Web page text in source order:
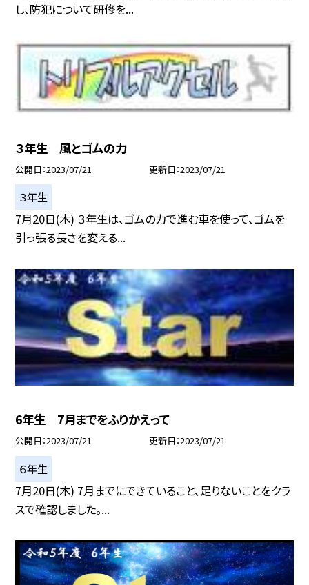
し、防犯について研修を...
３年生 風とゴムの力
公開日 2023/07/21 更新日 2023/07/21
３年生
7月20日(木) ３年生は、ゴムの力で進む車を使って、ゴムを
引っ張る長さを変える...
6年生 7月までをふりかえって
公開日 2023/07/21 更新日 2023/07/21
６年生
7月20日(木) 7月までにできていること、足りないことをクラ
スで確認しました。...